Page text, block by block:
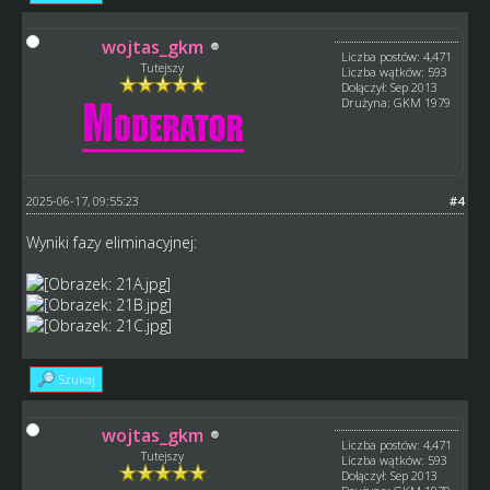
wojtas_gkm
Tutejszy
Liczba postów: 4,471
Liczba wątków: 593
Dołączył: Sep 2013
Drużyna: GKM 1979
#4
2025-06-17, 09:55:23
Wyniki fazy eliminacyjnej:
Szukaj
wojtas_gkm
Tutejszy
Liczba postów: 4,471
Liczba wątków: 593
Dołączył: Sep 2013